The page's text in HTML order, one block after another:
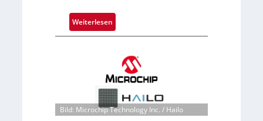
Weiterlesen
B
k
s
t
Bild: Microchip Technology Inc. / Hailo